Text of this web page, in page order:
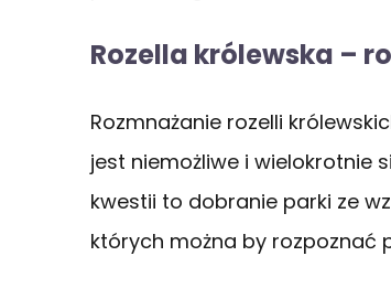
Rozella królewska –
Rozmnażanie rozelli
jest niemożliwe i wielokrotnie
kwestii to dobranie parki ze
których można by rozpoznać